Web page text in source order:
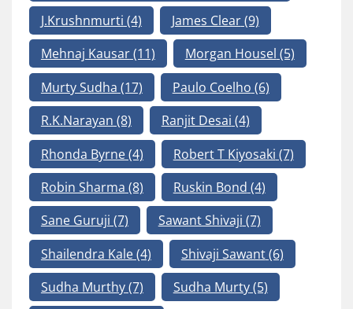
J.Krushnmurti (4) James Clear(9)
Mehnaj Kausar(11) Morgan Housel (5)
Murty Sudha (17) Paulo Coelho (6)
R.K.Narayan (8) Ranjit Desai (4)
Rhonda Byrne(4) Robert T Kiyosaki (7)
Robin Sharma (8) Ruskin Bond (4)
Sane Guruji (7) Sawant Shivaji (7)
Shailendra Kale(4) Shivaji Sawant(6)
Sudha Murthy(7) Sudha Murty(5)